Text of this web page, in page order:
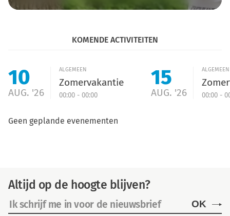
KOMENDE ACTIVITEITEN
10
AUG. '26
ALGEMEEN
Zomervakantie
00:00 - 00:00
15
AUG. '26
ALGEMEEN
00:00 -
Geen geplande evenementen
Altijd op de hoogte blijven?
OK